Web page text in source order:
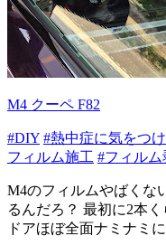
M4 クーペ F82
#DIY #熱中症に気をつ
フィルム施工 #フィルム
M4のフィルムやばくな
るんだろ？ 最初に2本
ドアほぼ全面ナミナミ